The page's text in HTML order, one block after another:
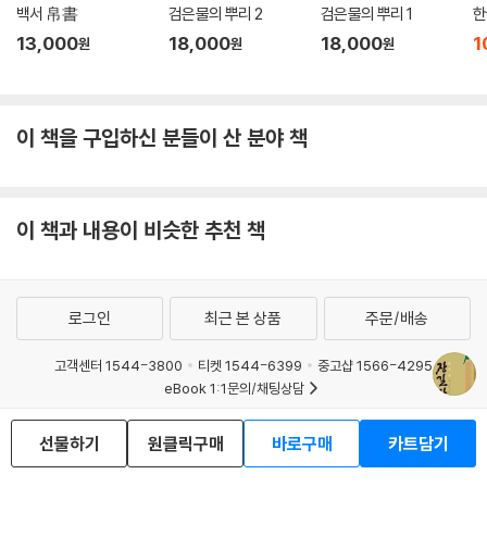
백서 帛書
13,000원
검은물의 뿌리 2
18,000원
검은물의 뿌리 1
18,000원
이 책을 구입하신 분들이 산 분야 책
이 책과 내용이 비슷한 추천 책
선물하기 원클릭구매 바로구매 카트담기
로그인 최근 본 상품 주문/배송
고객센터 1544-3800 티켓 1544-6399
중고샵 1566-4295
eBook 1:1문의/채팅상담
예스이십사(주) 사업자 정보
이용약관
개인정보처리방침
청소년보호정책